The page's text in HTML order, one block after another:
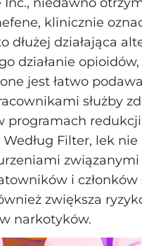
klinicznie
dłużej działająca
działanie
jest łatwo
służby
programach
Filter, lek
i
zwiększa
narkotyków.